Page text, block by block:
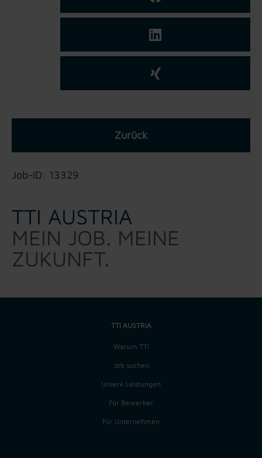
Zurück
Job-ID: 13329
TTI AUSTRIA
MEIN JOB. MEINE
ZUKUNFT.
TTI AUSTRIA
Warum TTI
Job suchen
Unsere Leistungen
Für Bewerber
Für Unternehmen